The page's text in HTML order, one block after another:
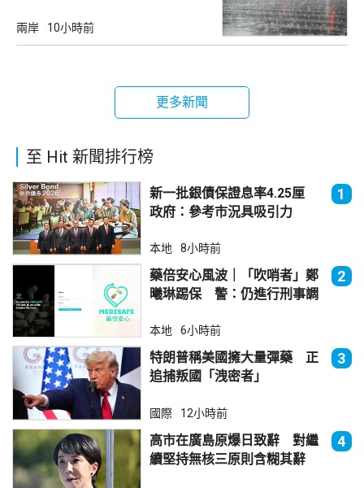
兩岸 10小時前
更多新聞
至 Hit 新聞排行榜
新一批銀債保證息率4.25厘
政府：參考市況具吸引力
1
本地 8小時前
藥倍安心風波｜「吹哨者」鄭
曦琳踢保 警：仍進行刑事調
2
本地 6小時前
特朗普稱美國擁大量彈藥 正
追捕叛國「洩密者」
3
國際 12小時前
高市在廣島原爆日致辭 對繼
續堅持無核三原則含糊其辭
4